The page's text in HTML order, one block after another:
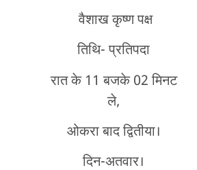
वैशाख कृष्ण पक्ष
तिथि- प्रतिपदा
रात के 11 बजके 02 मिनट
ले,
ओकरा बाद द्वितीया।
दिन-अतवार।